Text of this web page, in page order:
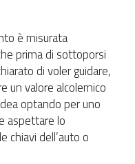
è misurata
prima di sottoporsi
di voler guidare,
un valore alcolemico
optando per uno
aspettare lo
chiavi dell’auto o